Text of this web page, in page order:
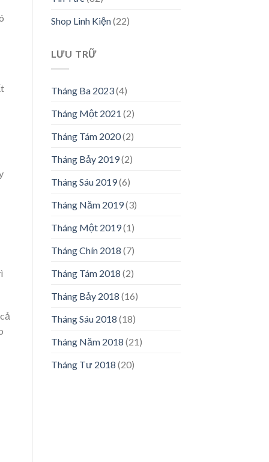
Shop Linh Kiện(22)
LƯU TRỮ
Tháng Ba 2023(4)
Tháng Một 2021 (2)
Tháng Tám 2020(2)
Tháng Bảy 2019(2)
Tháng Sáu 2019(6)
Tháng Năm 2019(3)
Tháng Một 2019(1)
Tháng Chín 2018 (7)
Tháng Tám 2018 (2)
Tháng Bảy 2018 (16)
Tháng Sáu 2018 (18)
Tháng Năm 2018 (21)
Tháng Tư 2018 (20)